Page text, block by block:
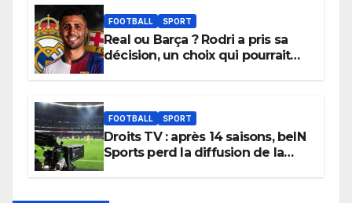
apaisées.
FOOTBALL SPORT
Real ou Barça ? Rodri a pris sa
décision, un choix qui pourrait
FOOTBALL SPORT
Droits TV : après 14 saisons, beIN
Sports perd la diffusion de la